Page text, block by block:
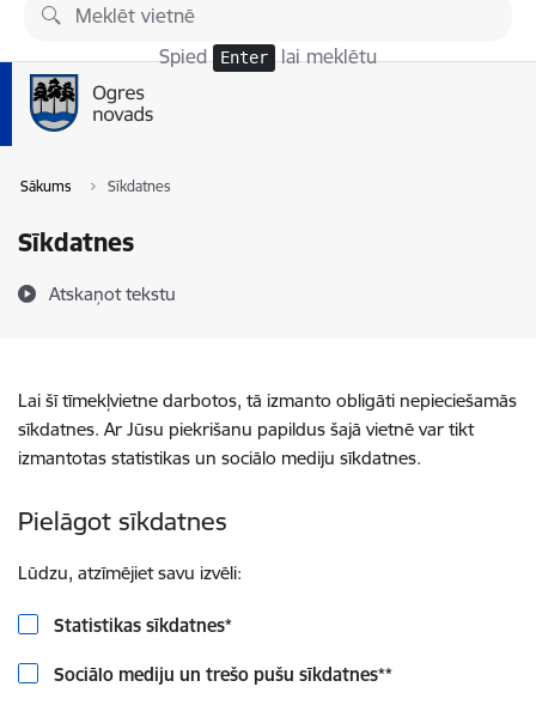
Pāriet uz lapas saturu
Spied Enter lai meklētu
Sākums Sīkdatnes
Sīkdatnes
Atskaņot tekstu
Lai šī tīmekļvietne darbotos, tā izmanto obligāti nepieciešamās
sīkdatnes. Ar Jūsu piekrišanu papildus šajā vietnē var tikt
izmantotas statistikas un sociālo mediju sīkdatnes.
Pielāgot sīkdatnes
Lūdzu, atzīmējiet savu izvēli:
Statistikas sīkdatnes*
Sociālo mediju un trešo pušu sīkdatnes**